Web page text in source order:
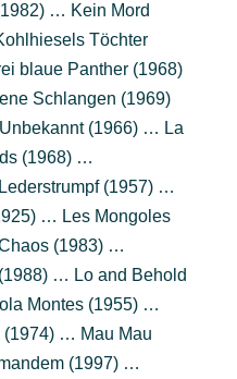
… Kein Mord
Töchter
blaue Panther (1968)
Schlangen (1969)
(1966) … La
(1968) …
(1957) …
… Les Mongoles
(1983) …
… Lo and Behold
Montes (1955) …
… Mau Mau
(1997) …